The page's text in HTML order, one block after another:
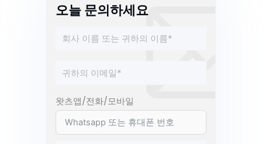
오늘 문의하세요
왓츠앱/전화/모바일